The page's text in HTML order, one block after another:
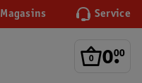
Magasins Service
0.
00